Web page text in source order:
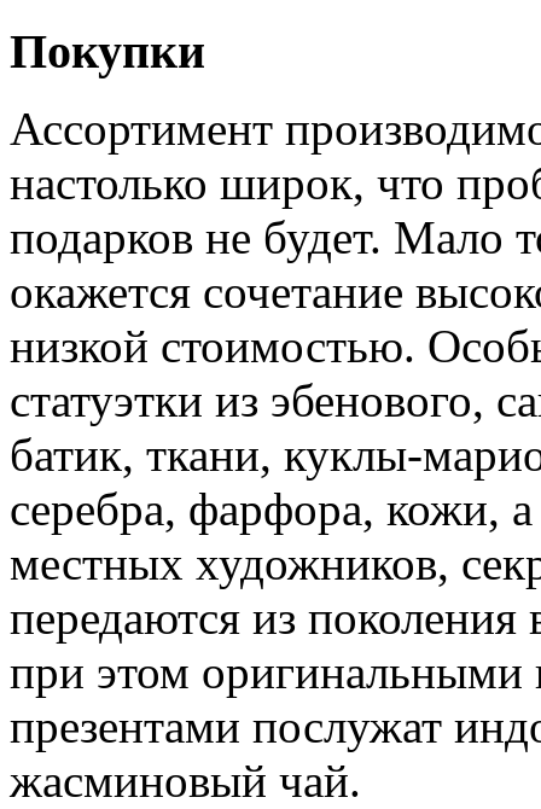
Покупки
Ассортимент
настолько широк, что
подарков не будет. Мало
окажется сочетание
низкой стоимостью.
статуэтки из эбенового,
батик, ткани, куклы-
серебра, фарфора, кожи,
местных художников,
передаются из
при этом оригинальными
презентами послужат
жасминовый чай.